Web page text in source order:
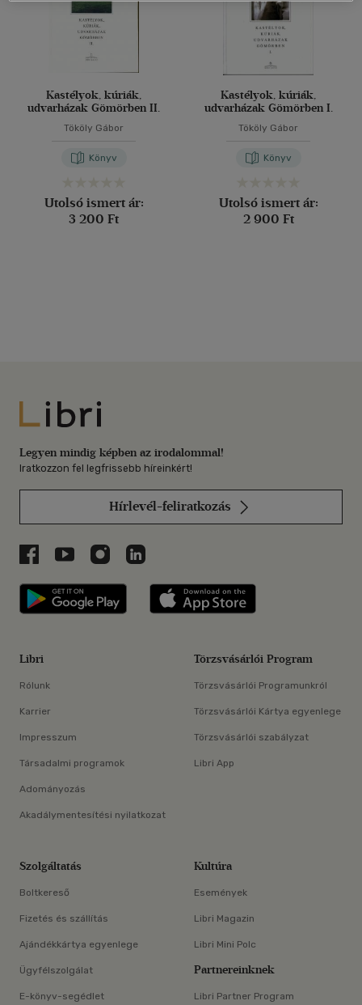
Kastélyok, kúriák,
udvarházak Gömörben II.
Tököly Gábor
Könyv
Utolsó ismert ár:
3 200 Ft
Kastélyok, kúriák,
udvarházak Gömörben I.
Tököly Gábor
Könyv
Utolsó ismert ár:
2 900 Ft
Libri
Legyen mindig képben az irodalommal!
Iratkozzon fel legfrissebb híreinkért!
Hírlevél-feliratkozás
Libri a Facebookon
Libri a Youtube-on
Libri az Instagramon
Libri a LinkedInen
Libri applikáció Szerezd meg: Google
Libri
Rólunk
Karrier
Impresszum
Társadalmi programok
Adományozás
Akadálymentesítési nyilatkozat
Törzsvásárlói Program
Törzsvásárlói Programunkról
Törzsvásárlói Kártya egyenlege
Törzsvásárlói szabályzat
Libri App
Szolgáltatás
Boltkereső
Fizetés és szállítás
Ajándékkártya egyenlege
Ügyfélszolgálat
E-könyv-segédlet
Kultúra
Események
Libri Magazin
Libri Mini Polc
Partnereinknek
Libri Partner Program